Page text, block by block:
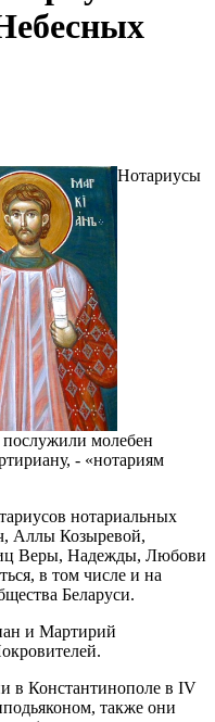
Нотариусы
послужили молебен
- «нотариям
нотариальных
Аллы Козыревой,
Веры, Надежды, Любови
в том числе и на
Беларуси.
и Мартирий
в Константинополе в IV
также они